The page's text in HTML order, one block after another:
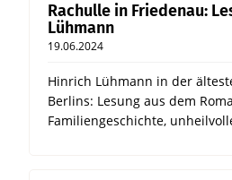
Rachulle in Friedenau:
Lühmann
19.06.2024
Hinrich Lühmann in der
Berlins: Lesung aus dem
Familiengeschichte,